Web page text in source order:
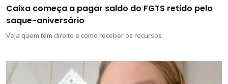
Caixa começa a pagar saldo do FGTS retido pelo
saque-aniversário
Veja quem tem direito e como receber os recursos